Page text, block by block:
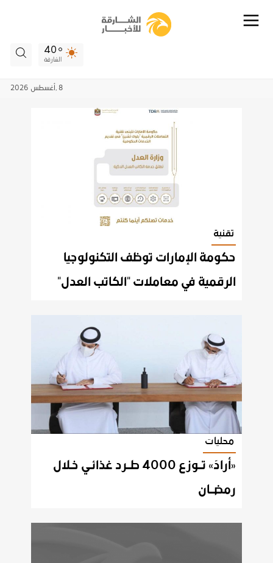
40
الشارقة
8 , أغسطس 2026
تقنية
حكومة الإمارات توظف التكنولوجيا
الرقمية في معاملات "الكاتب العدل"
محليات
«أرادَ» تــوزع 4000 طــرد غذائـي خـلال
رمضــان